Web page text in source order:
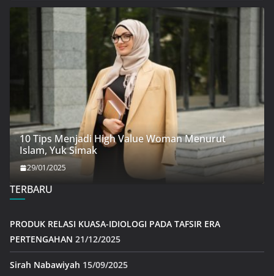
10 Tips Menjadi High Value Woman Menurut
Islam, Yuk Simak
29/01/2025
TERBARU
PRODUK RELASI KUASA-IDIOLOGI PADA TAFSIR ERA
PERTENGAHAN 21/12/2025
Sirah Nabawiyah 15/09/2025